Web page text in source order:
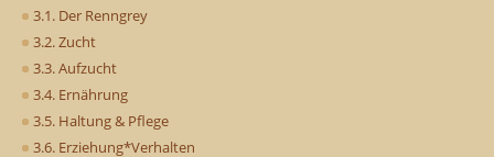
3.1. Der Renngrey
3.2. Zucht
3.3. Aufzucht
3.4. Ernährung
3.5. Haltung & Pflege
3.6. Erziehung*Verhalten